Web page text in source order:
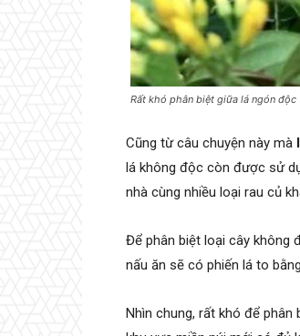
Rất khó phân biệt giữa lá ngón
Cũng từ câu chuyện này mà
lá không độc còn được sử
nhà cùng nhiều loại rau củ
Để phân biệt loại cây không
nấu ăn sẽ có phiến lá to
Nhìn chung, rất khó để phân